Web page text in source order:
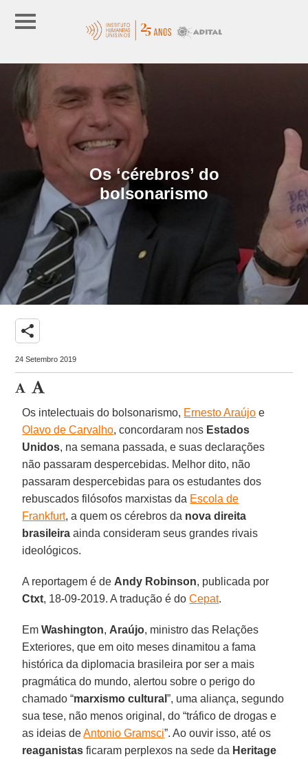
Os ‘cérebros’ do
bolsonarismo
share
24 Setembro 2019
Os intelectuais do bolsonarismo, Ernesto Araújo e
Olavo de Carvalho, concordaram nos Estados
Unidos, na semana passada, e suas declarações
não passaram despercebidas. Melhor dito, não
passaram despercebidas para os estudantes dos
rebuscados filósofos marxistas da Escola de
Frankfurt, a quem os cérebros da nova direita
brasileira ainda consideram seus grandes rivais
ideológicos.
A reportagem é de Andy Robinson, publicada por
Ctxt, 18-09-2019. A tradução é doCepat.
EmWashington, Araújo, ministro das Relações
Exteriores, que em oito meses dinamitou a fama
histórica da diplomacia brasileira por ser a mais
pragmática do mundo, alertou sobre o perigo do
chamado “marxismo cultural”, uma aliança, segundo
sua tese, não menos original, do “tráfico de drogas e
as ideias deAntonio Gramsci”. Ao ouvir isso, até os
reaganistas ficaram perplexos na sede da Heritage